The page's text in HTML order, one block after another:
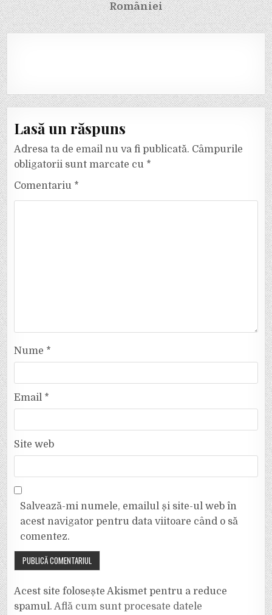
României
Lasă un răspuns
Adresa ta de email nu va fi publicată. Câmpurile
obligatorii sunt marcate cu *
Comentariu *
Nume *
Email *
Site web
Salvează-mi numele, emailul și site-ul web în
acest navigator pentru data viitoare când o să
comentez.
Acest site folosește Akismet pentru a reduce
spamul. Află cum sunt procesate datele